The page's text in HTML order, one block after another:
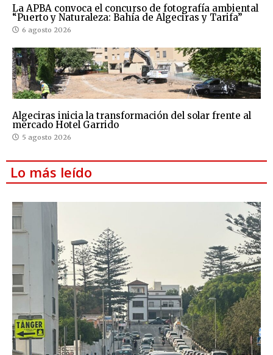
La APBA convoca el concurso de fotografía ambiental
“Puerto y Naturaleza: Bahía de Algeciras y Tarifa”
6 agosto 2026
Algeciras inicia la transformación del solar frente al
mercado Hotel Garrido
5 agosto 2026
Lo más leído